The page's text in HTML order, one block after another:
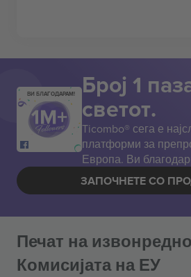
ВИ БЛАГОДАРАМ! Број 1
светот.
Ticombo® сега е
платформи за
Европа. Ви
ЗАПОЧНЕТЕ СО
Печат на
Комисијата на ЕУ